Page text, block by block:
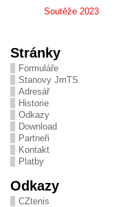
Soutěže 2023
Stránky
Formuláře
Stanovy JmTS
Adresář
Historie
Odkazy
Download
Partneři
Kontakt
Platby
Odkazy
CZtenis